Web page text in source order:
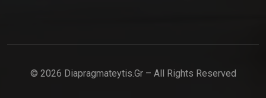
© 2026 Diapragmateytis.gr – All Rights Reserved